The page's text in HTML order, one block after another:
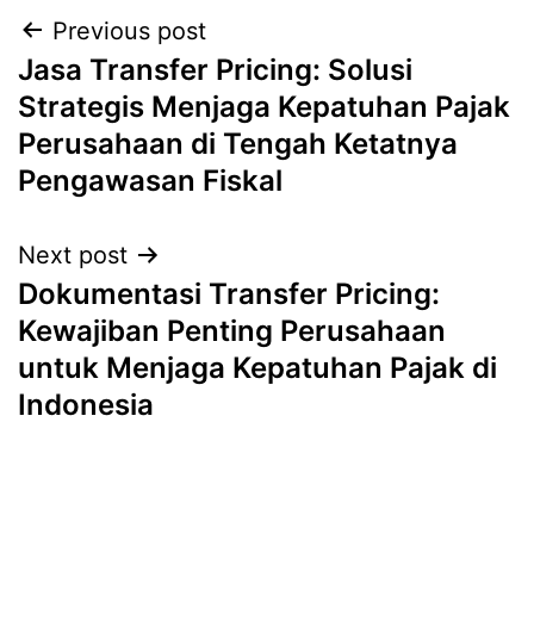
Previous post
Jasa Transfer Pricing: Solusi
Strategis Menjaga Kepatuhan Pajak
Perusahaan di Tengah Ketatnya
Pengawasan Fiskal
Next post
Dokumentasi Transfer Pricing:
Kewajiban Penting Perusahaan
untuk Menjaga Kepatuhan Pajak di
Indonesia